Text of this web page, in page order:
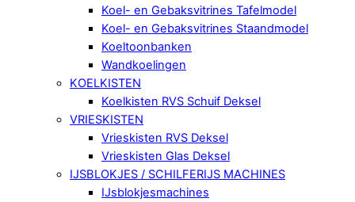
Koel- en Gebaksvitrines Tafelmodel
Koel- en Gebaksvitrines Staandmodel
Koeltoonbanken
Wandkoelingen
KOELKISTEN
Koelkisten RVS Schuif Deksel
VRIESKISTEN
Vrieskisten RVS Deksel
Vrieskisten Glas Deksel
IJSBLOKJES / SCHILFERIJS MACHINES
IJsblokjesmachines